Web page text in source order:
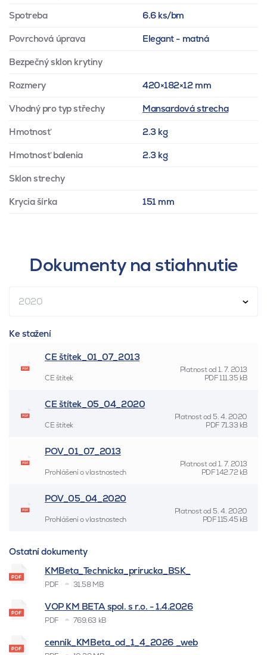
Spotreba 6.6 ks/bm
Povrchová úprava Elegant - matná
Bezpečný sklon krytiny
Rozmery 420×182×12 mm
Vhodný pro typ střechy Mansardová strecha
Hmotnosť 2.3 kg
Hmotnosť balenia 2.3 kg
Sklon strechy
Krycia šírka 151 mm
Dokumenty na stiahnutie
2020
Ke stažení
CE štítek_01_07_2013
Platnost od1. 7. 2013
CE štítek
PDF111.35 kB
CE štítek_05_04_2020
Platnost od 5. 4. 2020
CE štítek
PDF71.33 kB
POV_01_07_2013
Platnost od1. 7. 2013
Prohlášení o vlastnostech
PDF142.72 kB
POV_05_04_2020
Platnost od 5. 4. 2020
Prohlášení o vlastnostech
PDF115.45 kB
Ostatní dokumenty
KMBeta_Technicka_prirucka_BSK_
PDF 31.58 MB
VOP KM BETA spol. s r.o. - 1.4.2026
PDF 769.63 kB
cenník_KMBeta_od_1_4_2026 _web